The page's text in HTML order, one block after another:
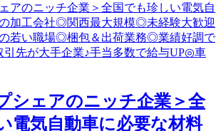
シェアのニッチ企業＞全
電気自動車に必要な材料